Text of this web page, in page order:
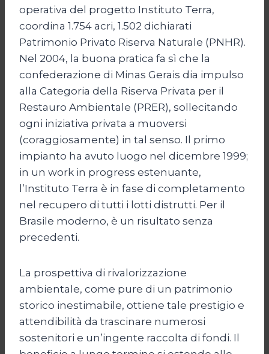
operativa del progetto Instituto Terra,
coordina 1.754 acri, 1.502 dichiarati
Patrimonio Privato Riserva Naturale (PNHR).
Nel 2004, la buona pratica fa sì che la
confederazione di Minas Gerais dia impulso
alla Categoria della Riserva Privata per il
Restauro Ambientale (PRER), sollecitando
ogni iniziativa privata a muoversi
(coraggiosamente) in tal senso. Il primo
impianto ha avuto luogo nel dicembre 1999;
in un work in progress estenuante,
l’Instituto Terra è in fase di completamento
nel recupero di tutti i lotti distrutti. Per il
Brasile moderno, è un risultato senza
precedenti.
La prospettiva di rivalorizzazione
ambientale, come pure di un patrimonio
storico inestimabile, ottiene tale prestigio e
attendibilità da trascinare numerosi
sostenitori e un’ingente raccolta di fondi. Il